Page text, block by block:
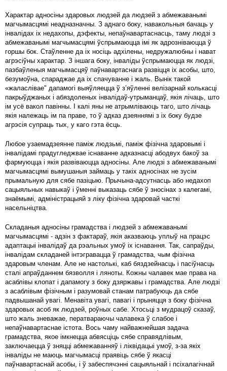
Характар ​​адносіны здаровых людзей да людзей з абмежаванымі
магчымасцямі неадназначны. З аднаго боку, навакольныя бачаць у
інвалідах іх недахопы, дэфекты, непаўнавартаснасць, таму людзі з
абмежаванымі магчымасцямі ўспрымаюцца імі як адрозніваюцца ў
горшы бок. Стаўленне да іх носіць адхілены, недружалюбны і нават
агрэсіўны характар. З іншага боку, інваліды ўспрымаюцца як людзі,
пазбаўленыя магчымасцяў паўнавартаснага развіцця іх асобы, што,
безумоўна, спараджае да іх спачуванне і жаль. Вынік такой
«жаласлівае" дапамогі выяўляецца ў з’яўленні велізарнай колькасці
пакрыўджаных і абяздоленых інвалідаў-утрыманцаў, якія лічаць, што
ім усё вакол павінны. І калі яны не атрымліваюць таго, што лічаць
якія належаць ім па праве, то ў адказ дзеяннямі з іх боку будзе
агрэсія супраць тых, у каго гэта ёсць.
Любое узаемадзеянне паміж людзьмі, паміж фізічна здаровымі і
інвалідамі прадугледжвае існаванне адказнасці абодвух бакоў за
фармуюцца і якія развіваюцца адносіны. Але людзі з абмежаванымі
магчымасцямі вымушаныя займаць у такіх адносінах не зусім
прымальную для сябе пазіцыю. Прычына-адсутнасць або недахоп
сацыяльных навыкаў і ўменні выказаць сябе ў зносінах з калегамі,
знаёмымі, адміністрацыяй з ліку фізічна здаровай часткі
насельніцтва.
Складаныя адносіны грамадства і людзей з абмежаванымі
магчымасцямі - адзін з фактараў, якія аказваюць уплыў на працэс
адаптацыі інвалідаў да рэальных умоў іх існавання. Так, сапраўды,
інвалідам складаней інтэгравацца ў грамадства, чым фізічна
здаровым членам. Але не настолькі, каб бяздзейнасць і пасіўнасць
сталі апраўданнем бязволля і ляноты. Кожны чалавек мае права на
асаблiвы клопат і дапамогу з боку дзяржавы і грамадства. Але людзі
з асаблівым фізічным і разумовай станам патрабуюць да сябе
падвышанай увагі. Менавіта увагі, павагі і прыняцця з боку фізічна
здаровых асоб як людзей, роўных сабе. Хтосьці з мудрацоў сказаў,
што жаль зневажае, ператвараючы чалавека ў слабое і
непаўнавартаснае істота. Вось чаму найважнейшая задача
грамадства, якое імкнецца абвясціць сябе справядлівым,
заключаецца ў зняцці абмежаванняў і ліквідацыі умоў, з-за якіх
інваліды не маюць магчымасці праявіць сябе ў якасці
паўнавартаснай асобы, і ў забеспячэнні сацыяльнай і псіхалагічнай